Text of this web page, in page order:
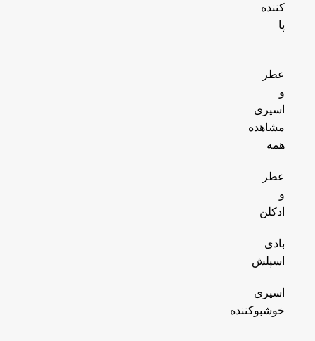
کننده
پا
عطر
و
اسپری
مشاهده
همه
عطر
و
ادکلن
بادی
اسپلش
اسپری
خوشبوکننده